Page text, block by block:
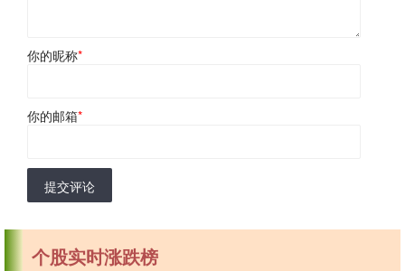
你的昵称*
你的邮箱*
提交评论
个股实时涨跌榜